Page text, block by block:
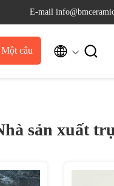
E-mail
câu  
sản xuất